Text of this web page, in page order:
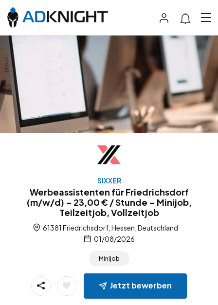
SIXXER
Werbeassistenten für Friedrichsdorf
(m/w/d) – 23,00 € / Stunde – Minijob,
Teilzeitjob, Vollzeitjob
61381 Friedrichsdorf, Hessen, Deutschland
01/08/2026
Minijob
Jetzt bewerben